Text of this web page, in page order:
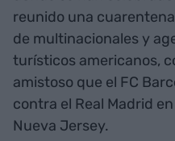
reunido una
de multinacionales y
turísticos americanos,
amistoso que el FC
contra el Real Madrid
Nueva Jersey.